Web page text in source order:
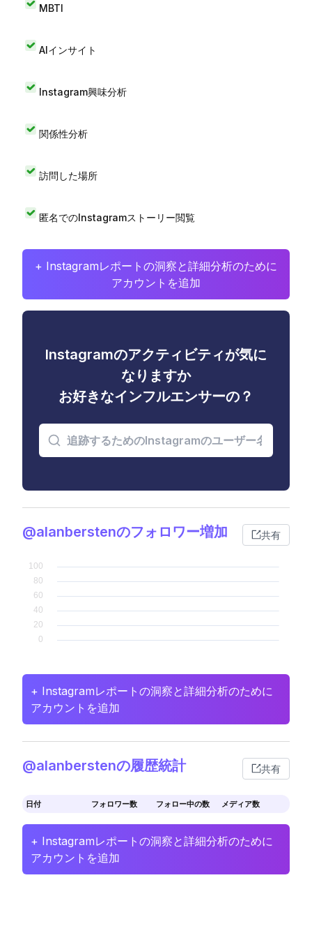
MBTI
AIインサイト
Instagram興味分析
関係性分析
訪問した場所
匿名でのInstagramストーリー閲覧
+ Instagramレポートの洞察と詳細分析のために
アカウントを追加
Instagramのアクティビティが気に
なりますか
お好きなインフルエンサーの？
@alanberstenのフォロワー増加 共有
+ Instagramレポートの洞察と詳細分析のために
アカウントを追加
@alanberstenの履歴統計 共有
日付 フォロワー数 フォロー中の数 メディア数
+ Instagramレポートの洞察と詳細分析のために
アカウントを追加